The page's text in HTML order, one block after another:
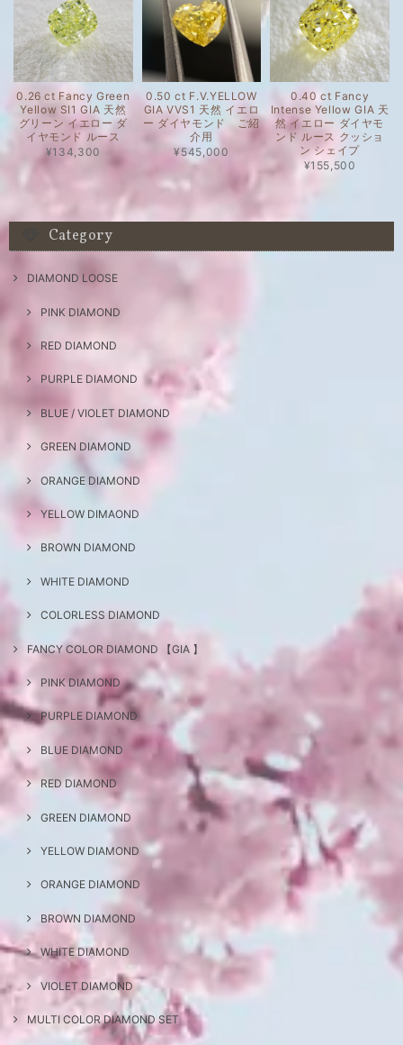
0.26 ct Fancy Green
Yellow SI1 GIA 天然
グリーン イエロー ダ
イヤモンド ルース
¥134,300
0.50 ct F.V.YELLOW
GIA VVS1 天然 イエロ
ー ダイヤモンド ご紹
介用
¥545,000
0.40 ct Fancy
Intense Yellow GIA 天
然 イエロー ダイヤモ
ンド ルース クッショ
ン シェイプ
¥155,500
Category
DIAMOND LOOSE
PINK DIAMOND
RED DIAMOND
PURPLE DIAMOND
BLUE / VIOLET DIAMOND
GREEN DIAMOND
ORANGE DIAMOND
YELLOW DIMAOND
BROWN DIAMOND
WHITE DIAMOND
COLORLESS DIAMOND
FANCY COLOR DIAMOND 【GIA 】
PINK DIAMOND
PURPLE DIAMOND
BLUE DIAMOND
RED DIAMOND
GREEN DIAMOND
YELLOW DIAMOND
ORANGE DIAMOND
BROWN DIAMOND
WHITE DIAMOND
VIOLET DIAMOND
MULTI COLOR DIAMOND SET